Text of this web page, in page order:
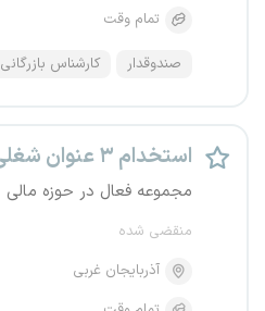
تمام وقت
صندوقدار کارشناس بازرگانی
استخدام ۳ عنوان شغلی
مجموعه فعال در حوزه مالی
منقضی شده
آذربایجان غربی